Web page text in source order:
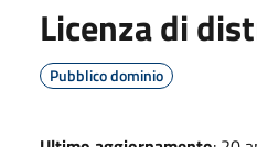
Licenza di
Pubblico dominio